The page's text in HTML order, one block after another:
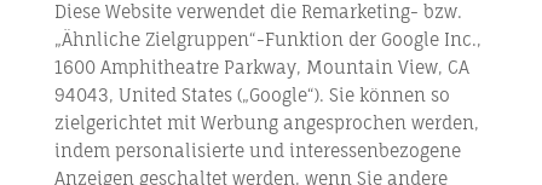
Diese Website verwendet die Remarketing- bzw.
„Ähnliche Zielgruppen“-Funktion der Google Inc.,
1600 Amphitheatre Parkway, Mountain View, CA
94043, United States („Google“). Sie können so
zielgerichtet mit Werbung angesprochen werden,
indem personalisierte und interessenbezogene
Anzeigen geschaltet werden, wenn Sie andere